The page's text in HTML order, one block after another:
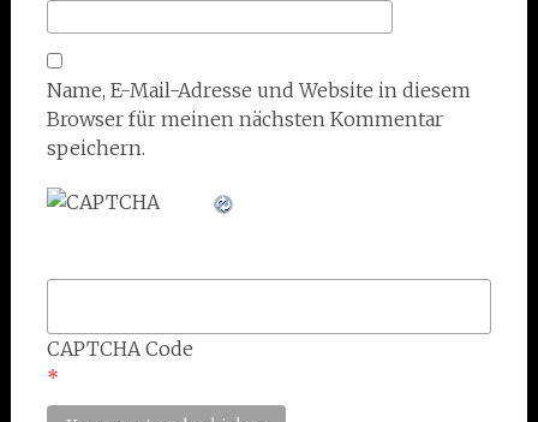
Name, E-Mail-Adresse und Website in diesem
Browser für meinen nächsten Kommentar
speichern.
CAPTCHA Code
*